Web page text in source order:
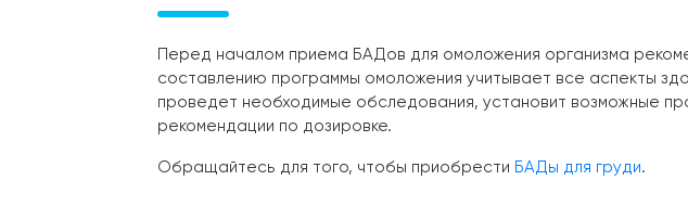
Перед началом приема БАДов для омоложения организма
составлению программы омоложения учитывает все аспекты
проведет необходимые обследования, установит возможные
рекомендации по дозировке.
Обращайтесь для того, чтобы приобрести БАДы для груди.